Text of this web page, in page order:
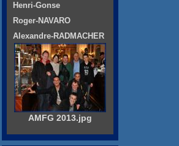
Henri-Gonse
Roger-NAVARO
Alexandre-RADMACHER
AMFG 2013.jpg